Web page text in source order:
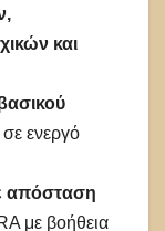
και
σε ενεργό
απόσταση
με βοήθεια